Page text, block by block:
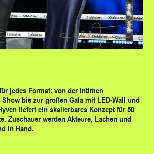
jedes Format: von der intimen
Show bis zur großen Gala mit LED-Wall und
liefert ein skalierbares Konzept für 50
Zuschauer werden Akteure, Lachen und
in Hand.